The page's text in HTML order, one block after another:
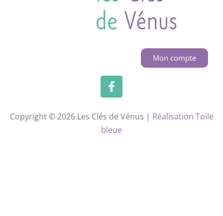
Mon compte
Copyright © 2026 Les Clés de Vénus | Réalisation Toile
bleue